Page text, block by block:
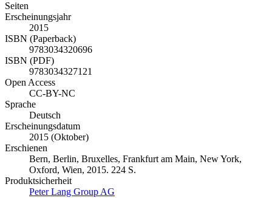
Seiten
Erscheinungsjahr
2015
ISBN (Paperback)
9783034320696
ISBN (PDF)
9783034327121
Open Access
CC-BY-NC
Sprache
Deutsch
Erscheinungsdatum
2015 (Oktober)
Erschienen
Bern, Berlin, Bruxelles, Frankfurt am Main, New York,
Oxford, Wien, 2015. 224 S.
Produktsicherheit
Peter Lang Group AG